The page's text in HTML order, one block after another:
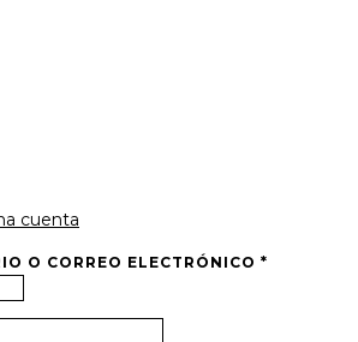
cuenta
O CORREO ELECTRÓNICO *